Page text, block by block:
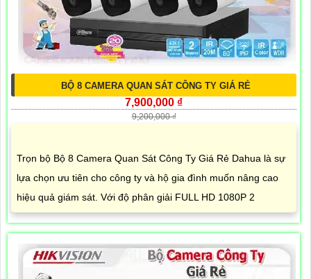
BỘ 8 CAMERA QUAN SÁT CÔNG TY GIÁ RẺ
7,900,000 ₫
9,200,000 ₫
Trọn bộ Bộ 8 Camera Quan Sát Công Ty Giá Rẻ Dahua là sự
lựa chọn ưu tiên cho công ty và hộ gia đình muốn nâng cao
hiệu quả giám sát. Với độ phân giải FULL HD 1080P 2